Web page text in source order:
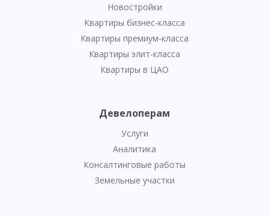
Новостройки
Квартиры бизнес-класса
Квартиры премиум-класса
Квартиры элит-класса
Квартиры в ЦАО
Девелоперам
Услуги
Аналитика
Консалтинговые работы
Земельные участки